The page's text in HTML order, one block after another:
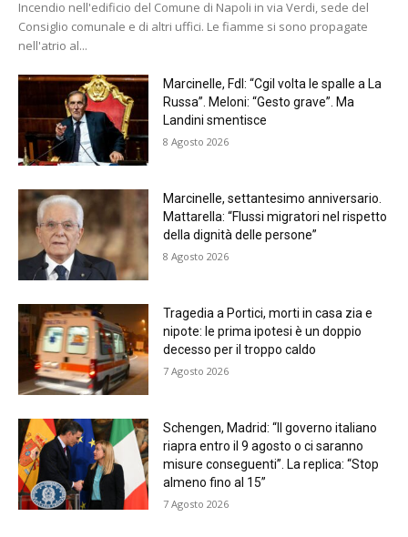
Incendio nell'edificio del Comune di Napoli in via Verdi, sede del
Consiglio comunale e di altri uffici. Le fiamme si sono propagate
nell'atrio al...
Marcinelle, FdI: “Cgil volta le spalle a La
Russa”. Meloni: “Gesto grave”. Ma
Landini smentisce
8 Agosto 2026
Marcinelle, settantesimo anniversario.
Mattarella: “Flussi migratori nel rispetto
della dignità delle persone”
8 Agosto 2026
Tragedia a Portici, morti in casa zia e
nipote: le prima ipotesi è un doppio
decesso per il troppo caldo
7 Agosto 2026
Schengen, Madrid: “Il governo italiano
riapra entro il 9 agosto o ci saranno
misure conseguenti”. La replica: “Stop
almeno fino al 15”
7 Agosto 2026